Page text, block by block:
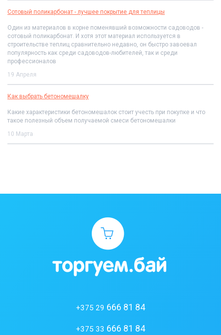
Сотовый поликарбонат - лучшее покрытие для теплицы
Один из материалов в корне поменявший возможности садоводов -
сотовый поликарбонат. И хотя этот материал используется в
строительстве теплиц сравнительно недавно, он быстро завоевал
популярность как среди садоводов-любителей, так и среди
профессионалов
19 Апреля
Как выбрать бетономешалку
Какие характеристики бетономешалок стоит учесть при покупке и что
такое полезный объем получаемой смеси бетономешалки
10 Марта
+375 29 666 81 84
+375 33 666 81 84